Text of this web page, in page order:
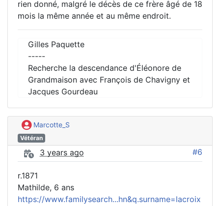
rien donné, malgré le décès de ce frère âgé de 18
mois la même année et au même endroit.
Gilles Paquette
-----
Recherche la descendance d'Éléonore de
Grandmaison avec François de Chavigny et
Jacques Gourdeau
Marcotte_S
Vétéran
3 years ago #6
r.1871
Mathilde, 6 ans
https://www.familysearch...hn&q.surname=lacroix